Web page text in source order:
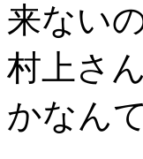
来ない
村上さ
かなん